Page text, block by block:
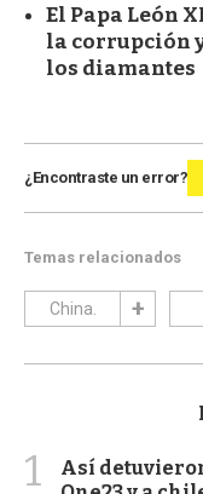
El Papa León
la corrupción
los diamantes
¿Encontraste un error?
Temas relacionados
China.
1
Así